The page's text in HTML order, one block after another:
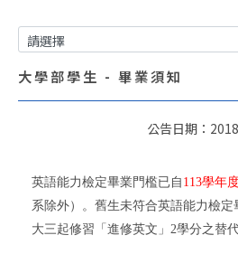
大學部學生 - 畢業須知
公告日期：
英語能力檢定畢業門檻已自 113學年
系除外）。舊生未符合英語能力檢
大三起修習「進修英文」 2學分之替